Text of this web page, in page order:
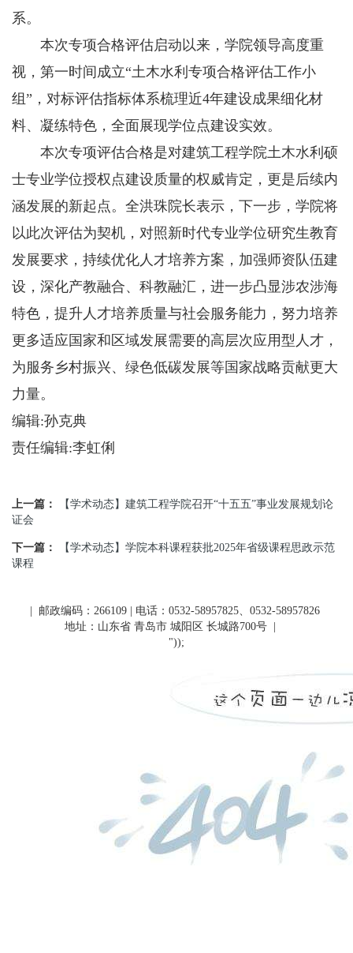
系。
本次专项合格评估启动以来，学院领导高度重
视，第一时间成立“土木水利专项合格评估工作小
组”，对标评估指标体系梳理近4年建设成果细化材
料、凝练特色，全面展现学位点建设实效。
本次专项评估合格是对建筑工程学院土木水利硕
士专业学位授权点建设质量的权威肯定，更是后续内
涵发展的新起点。全洪珠院长表示，下一步，学院将
以此次评估为契机，对照新时代专业学位研究生教育
发展要求，持续优化人才培养方案，加强师资队伍建
设，深化产教融合、科教融汇，进一步凸显涉农涉海
特色，提升人才培养质量与社会服务能力，努力培养
更多适应国家和区域发展需要的高层次应用型人才，
为服务乡村振兴、绿色低碳发展等国家战略贡献更大
力量。
编辑:孙克典
责任编辑:李虹俐
上一篇：
【学术动态】建筑工程学院召开“十五五”事业发展规划论
证会
下一篇：
【学术动态】学院本科课程获批2025年省级课程思政示范
课程
| 邮政编码：266109 | 电话：0532-58957825、0532-58957826
地址：山东省 青岛市 城阳区 长城路700号
"));